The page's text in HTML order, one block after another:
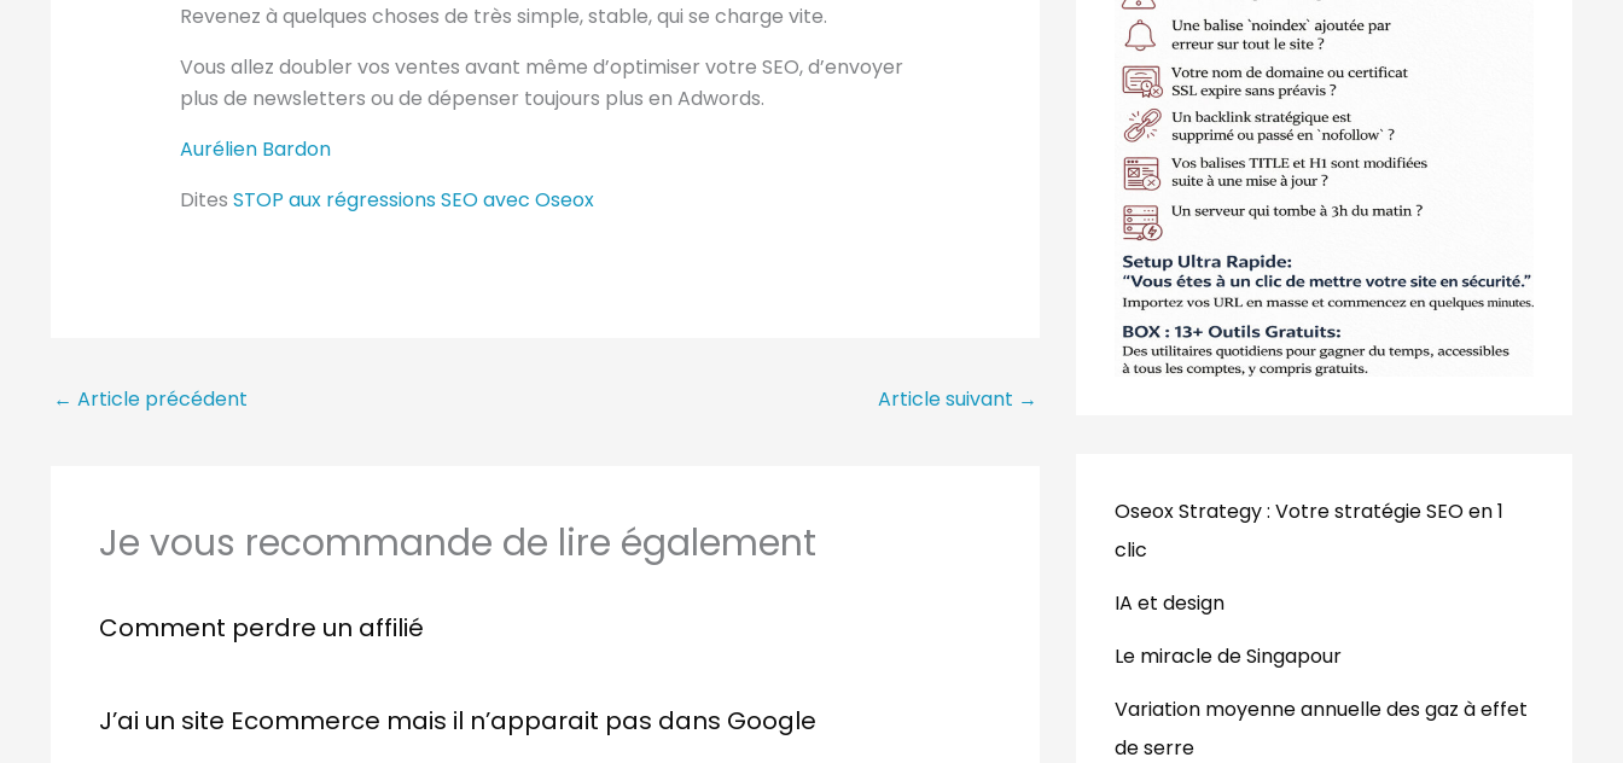
Revenez à quelques choses de très simple, stable, qui se charge vite.
Vous allez doubler vos ventes avant même d’optimiser votre SEO, d’envoyer
plus de newsletters ou de dépenser toujours plus en Adwords.
Aurélien Bardon
Dites STOP aux régressions SEO avec Oseox
← Article précédent Article suivant →
Je vous recommande de lire également
Comment perdre un affilié
J’ai un site Ecommerce mais il n’apparait pas dans Google
Oseox Strategy : Votre stratégie SEO en 1
clic
IA et design
Le miracle de Singapour
Variation moyenne annuelle des gaz à effet
de serre